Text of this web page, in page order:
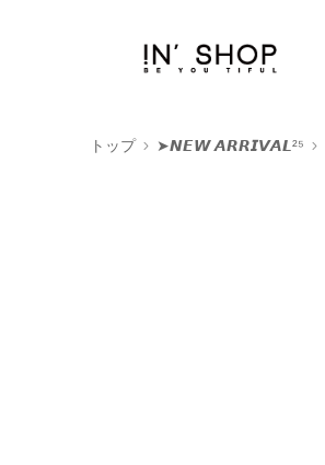
トップ ➤𝙉𝙀𝙒 𝘼𝙍𝙍𝙄𝙑𝘼𝙇²⁵